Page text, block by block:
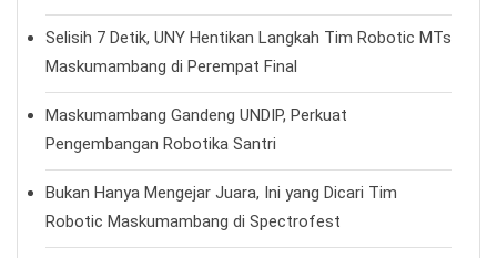
Selisih 7 Detik, UNY Hentikan Langkah Tim Robotic MTs
Maskumambang di Perempat Final
Maskumambang Gandeng UNDIP, Perkuat
Pengembangan Robotika Santri
Bukan Hanya Mengejar Juara, Ini yang Dicari Tim
Robotic Maskumambang di Spectrofest